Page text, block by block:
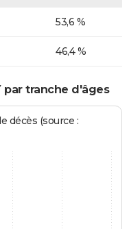
53,6 %
46,4 %
par tranche d'âges
décès (source :